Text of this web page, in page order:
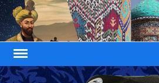
Skip
to
content